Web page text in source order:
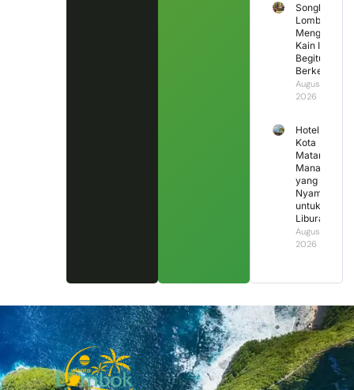
Songket
Lombok
Mengapa
Kain Ini
Begitu
Berkesan?
August 5,
2026
Hotel di
Kota
Mataram
Mana
yang
Nyaman
untuk
Liburan?
August 4,
2026